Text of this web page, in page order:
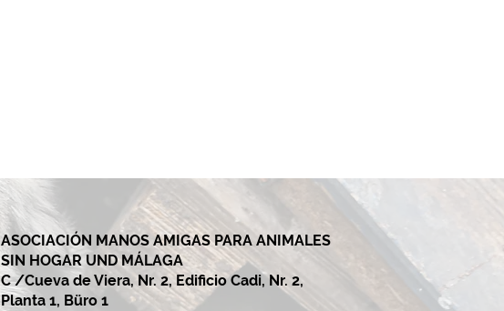
ASOCIACIÓN MANOS AMIGAS PARA ANIMALES
SIN HOGAR UND MÁLAGA
C /Cueva de Viera, Nr. 2, Edificio Cadi, Nr. 2,
Planta 1, Büro 1